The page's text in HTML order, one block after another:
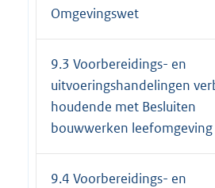
Omgevingswet
9.3 Voorbereidings- en
uitvoeringshandelingen
houdende met Besluiten
bouwwerken leefomgeving
9.4 Voorbereidings- en